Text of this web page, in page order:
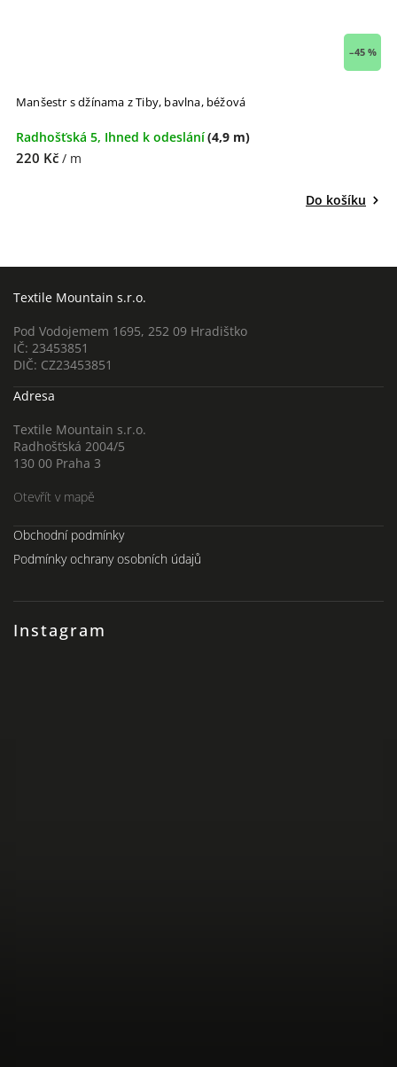
–45 %
Manšestr s džínama z Tiby, bavlna, béžová
Radhošťská 5, Ihned k odeslání(4,9 m)
220 Kč / m
Do košíku
Textile Mountain s.r.o.
Pod Vodojemem 1695, 252 09 Hradištko
IČ: 23453851
DIČ: CZ23453851
Adresa
Textile Mountain s.r.o.
Radhošťská 2004/5
130 00 Praha 3
Otevřít v mapě
Instagram
Obchodní podmínky
Podmínky ochrany osobních údajů